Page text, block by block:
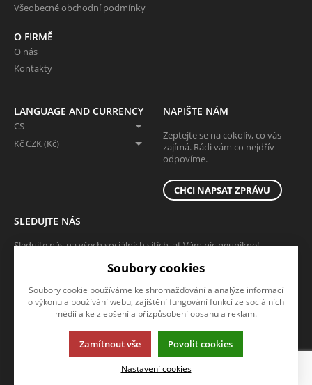
Všeobecné obchodní podmínky
O FIRMĚ
O nás
Kontakty
LANGUAGE AND CURRENCY
CS
Kč CZK (Kč)
NAPIŠTE NÁM
Zeptejte se na cokoliv, co vás
zajímá. Rádi vám co nejdřív
odpovíme.
CHCI NAPSAT ZPRÁVU
SLEDUJTE NÁS
Sledujte nás na všech sociálních sítích, ať Vám nic neunikne!
Tato stránka používá soubory cookies. Klikněte pro více informací.
© 2013-2026 RTU - ELVAC a.s.
ELVAC a.s. - Váš partner pro průmyslovou automatizaci a dodávku
Soubory cookies
Soubory cookie používáme ke shromažďování a analýze informací
o výkonu a používání webu, zajištění fungování funkcí ze sociálních
médií a ke zlepšení a přizpůsobení obsahu a reklam.
Zamítnout vše Povolit cookies
Nastavení cookies